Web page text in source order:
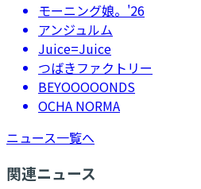
モーニング娘。'26
アンジュルム
Juice=Juice
つばきファクトリー
BEYOOOOONDS
OCHA NORMA
ニュース一覧へ
関連ニュース